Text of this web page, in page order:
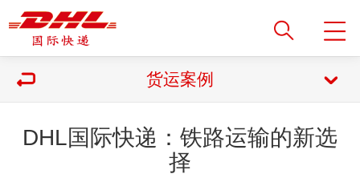
货运案例
DHL国际快递：铁路运输的新选
择